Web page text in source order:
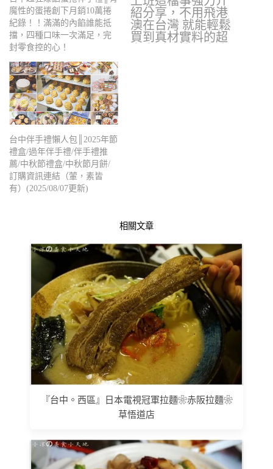
魔性的蛋捲創下月銷10萬捲
紀錄！！滿滿的內餡誰能抵
擋，四種口味一次滿足，完
封零食控的心！
紹分享，不用飛港
澳在台灣 就能輕鬆
買到真材實料的超
台中伴手禮懶人包║2025年節
禮盒/過年伴手禮/伴手禮推
薦/中秋節禮盒/中秋節月餅/
訂購資訊連結（葷，素皆
有）(2025/08/07更新)
相關文章
『台中。西區』日本電視冠軍拉麵❀赤阪拉麵❀
草悟道店